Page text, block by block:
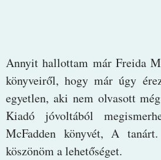
Annyit hallottam már Freida
könyveiről, hogy már úgy
egyetlen, aki nem olvasott
Kiadó jóvoltából
McFadden könyvét, A
köszönöm a lehetőséget.